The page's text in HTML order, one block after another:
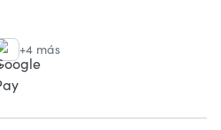
+4 más